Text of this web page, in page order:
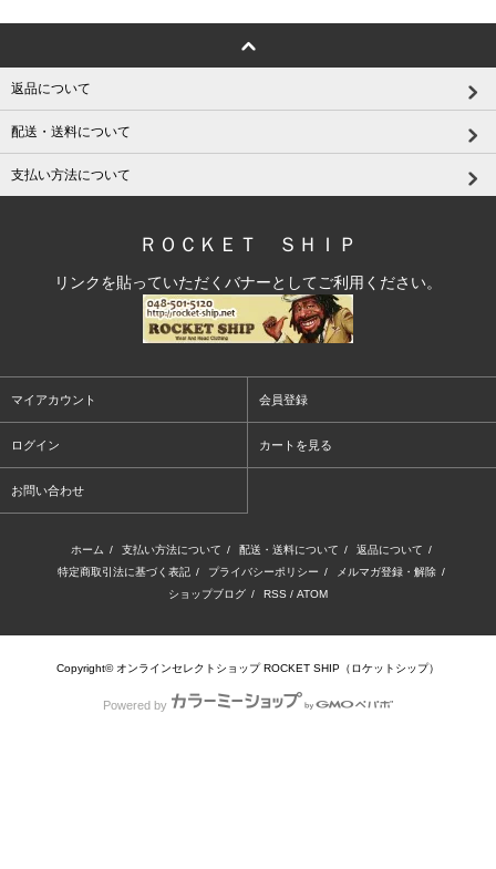
返品について
配送・送料について
支払い方法について
ＲＯＣＫＥＴ ＳＨＩＰ
リンクを貼っていただくバナーとしてご利用ください。
マイアカウント 会員登録
ログイン カートを見る
お問い合わせ
ホーム / 支払い方法について / 配送・送料について / 返品について /
特定商取引法に基づく表記 / プライバシーポリシー / メルマガ登録・解除 /
ショップブログ / RSS / ATOM
Copyright© オンラインセレクトショップ ROCKET SHIP（ロケットシップ）
Powered by